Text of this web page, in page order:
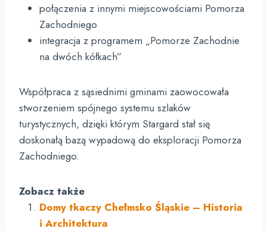
połączenia z innymi miejscowościami Pomorza
Zachodniego
integracja z programem „Pomorze Zachodnie
na dwóch kółkach”
Współpraca z sąsiednimi gminami zaowocowała
stworzeniem spójnego systemu szlaków
turystycznych, dzięki którym Stargard stał się
doskonałą bazą wypadową do eksploracji Pomorza
Zachodniego.
Zobacz także
Domy tkaczy Chełmsko Śląskie – Historia
i Architektura